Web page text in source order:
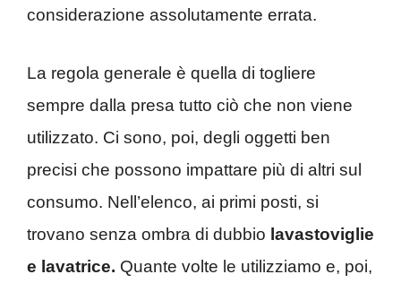
considerazione assolutamente errata.
La regola generale è quella di togliere
sempre dalla presa tutto ciò che non viene
utilizzato. Ci sono, poi, degli oggetti ben
precisi che possono impattare più di altri sul
consumo. Nell’elenco, ai primi posti, si
trovano senza ombra di dubbio lavastoviglie
e lavatrice. Quante volte le utilizziamo e, poi,